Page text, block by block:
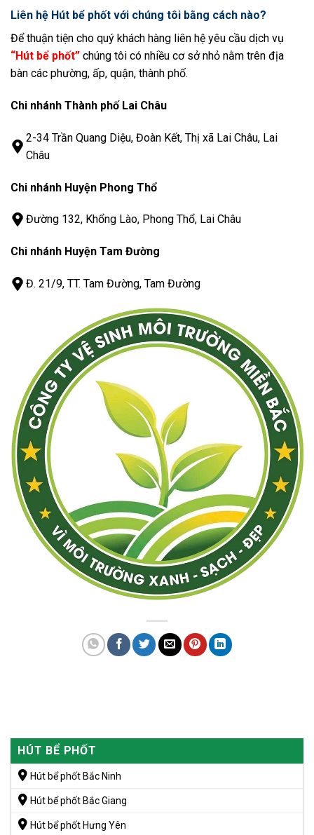
Liên hệ Hút bể phốt với chúng tôi bằng cách nào?
Để thuận tiện cho quý khách hàng liên hệ yêu cầu dịch vụ
“Hút bể phốt” chúng tôi có nhiều cơ sở nhỏ nằm trên địa
bàn các phường, ấp, quận, thành phố.
Chi nhánh Thành phố Lai Châu
2-34 Trần Quang Diệu, Đoàn Kết, Thị xã Lai Châu, Lai
Châu
Chi nhánh Huyện Phong Thổ
Đường 132, Khổng Lào, Phong Thổ, Lai Châu
Chi nhánh Huyện Tam Đường
Đ. 21/9, TT. Tam Đường, Tam Đường
HÚT BỂ PHỐT
Hút bể phốt Bắc Ninh
Hút bể phốt Bắc Giang
Hút bể phốt Hưng Yên